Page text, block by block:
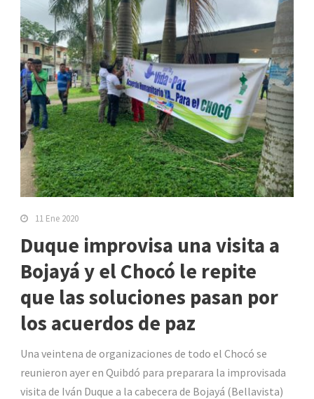
11 Ene 2020
Duque improvisa una visita a
Bojayá y el Chocó le repite
que las soluciones pasan por
los acuerdos de paz
Una veintena de organizaciones de todo el Chocó se
reunieron ayer en Quibdó para preparara la improvisada
visita de Iván Duque a la cabecera de Bojayá (Bellavista)